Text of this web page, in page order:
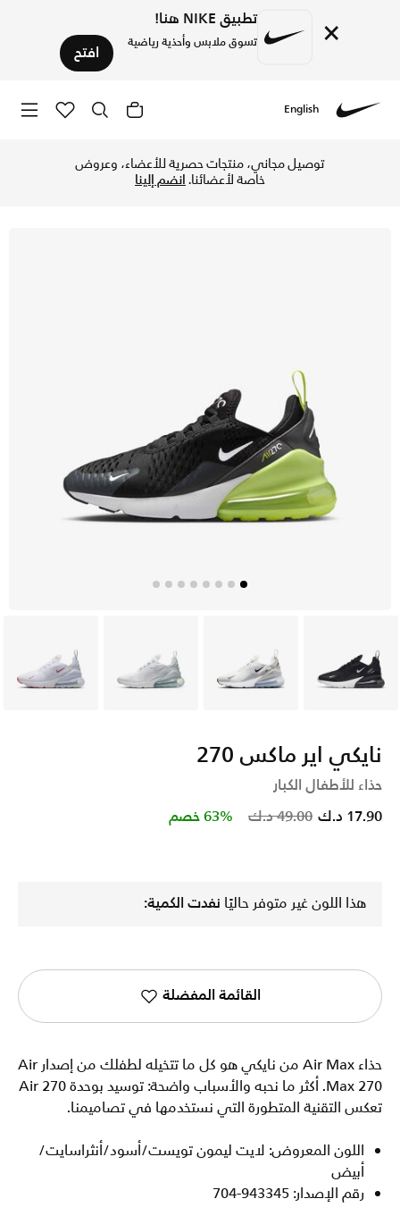
× تطبيق NIKE هنا!
تسوق ملابس وأحذية رياضية افتح
English
توصيل مجاني، منتجات حصرية للأعضاء، وعروض
خاصة لأعضائنا.انضم إلينا
أسود رمادي أبيض أبيض
نايكي اير ماكس 270
حذاء للأطفال الكبار
Price reduced from
49.00 د.ك to 17.90 د.ك 63% خصم
هذا اللون غير متوفر حاليًا نفدت الكمية:
القائمة المفضلة
حذاء Air Max من نايكي هو كل ما تتخيله لطفلك من إصدار Air
Max 270. أكثر ما نحبه والأسباب واضحة: توسيد بوحدة Air 270
تعكس التقنية المتطورة التي نستخدمها في تصاميمنا.
اللون المعروض: لايت ليمون تويست/أسود/أنثراسايت/
أبيض
رقم الإصدار: 943345-704